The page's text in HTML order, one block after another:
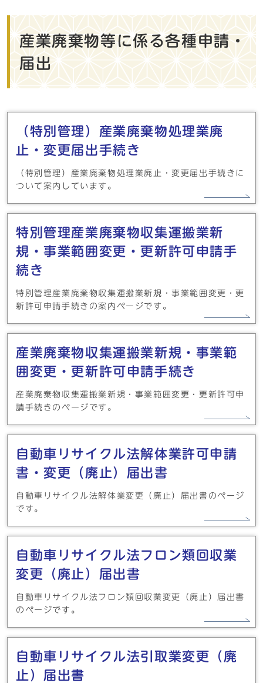
産業廃棄物等に係る各種申請・
届出
メインメニュー
（特別管理）産業廃棄物処理業廃
止・変更届出手続き
（特別管理）産業廃棄物処理業廃止・変更届出手続きに
ついて案内しています。
特別管理産業廃棄物収集運搬業新
規・事業範囲変更・更新許可申請手
続き
特別管理産業廃棄物収集運搬業新規・事業範囲変更・更
新許可申請手続きの案内ページです。
産業廃棄物収集運搬業新規・事業範
囲変更・更新許可申請手続き
産業廃棄物収集運搬業新規・事業範囲変更・更新許可申
請手続きのページです。
自動車リサイクル法解体業許可申請
書・変更（廃止）届出書
自動車リサイクル法解体業変更（廃止）届出書のページ
です。
自動車リサイクル法フロン類回収業
変更（廃止）届出書
自動車リサイクル法フロン類回収業変更（廃止）届出書
のページです。
自動車リサイクル法引取業変更（廃
止）届出書